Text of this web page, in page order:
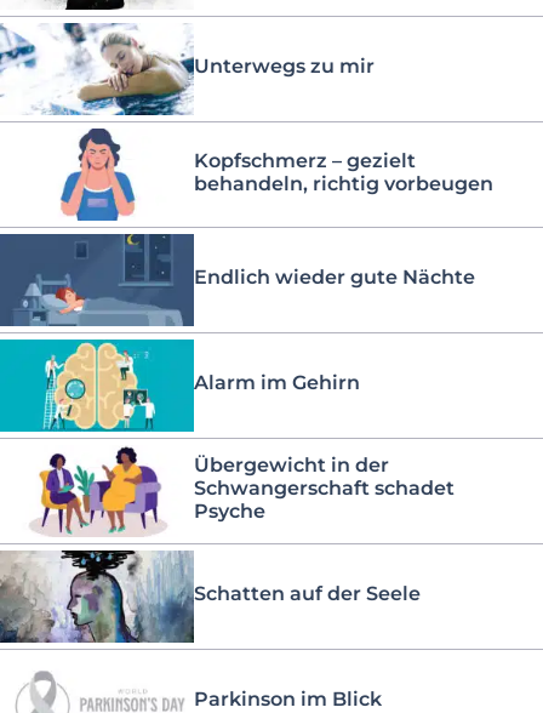
Unterwegs zu mir
Kopfschmerz – gezielt
behandeln, richtig vorbeugen
Endlich wieder gute Nächte
Alarm im Gehirn
Übergewicht in der
Schwangerschaft schadet
Psyche
Schatten auf der Seele
Parkinson im Blick